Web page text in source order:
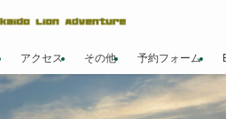
アクセス その他 予約フォーム